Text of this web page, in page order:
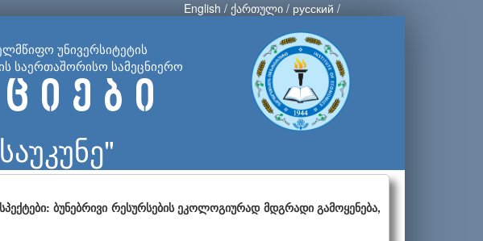
English / ქართული / русский /
უნივერსიტეტის
საერთაშორისო სამეცნიერო
ი ე ბ ი
ბუნებრივი რესურსების ეკოლოგიურად მდგრადი გამოყენება,